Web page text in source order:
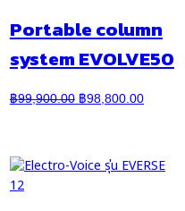
Portable column
system EVOLVE50
฿99,900.00 Original
฿99,900.00.
฿98,800.00Current